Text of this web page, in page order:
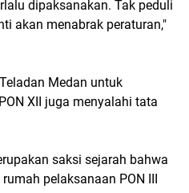
dipaksanakan. Tak peduli
akan menabrak peraturan,"
Medan untuk
XII juga menyalahi tata
saksi sejarah bahwa
pelaksanaan PON III